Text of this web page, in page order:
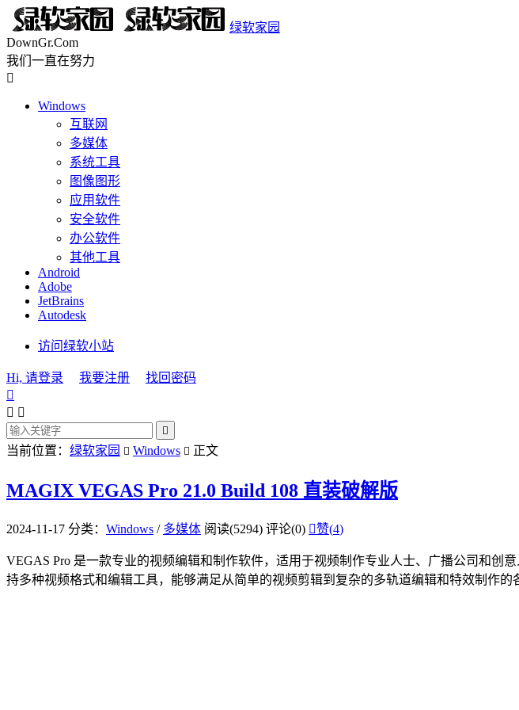
绿软家园
DownGr.Com
我们一直在努力

Windows
互联网
多媒体
系统工具
图像图形
应用软件
安全软件
办公软件
其他工具
Android
Adobe
JetBrains
Autodesk
访问绿软小站
Hi, 请登录 我要注册
找回密码

 

当前位置： 绿软家园  Windows  正文
MAGIX VEGAS Pro 21.0 Build 108 直装破解版
2024-11-17 分类： Windows / 多媒体 阅读(5294) 评论(0) 赞(4)
VEGAS Pro 是一款专业的视频编辑和制作软件，适用于视频制作专业人士、广播公司和创
持多种视频格式和编辑工具，能够满足从简单的视频剪辑到复杂的多轨道编辑和特效制作的